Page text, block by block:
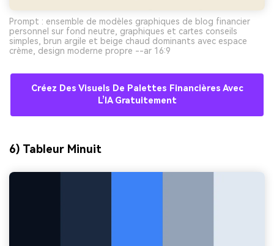
Prompt : ensemble de modèles graphiques de blog financier
personnel sur fond neutre, graphiques et cartes conseils
simples, brun argile et beige chaud dominants avec espace
crème, design moderne propre --ar 16:9
Créez Des Visuels De Palettes Financières Avec
L’IA Gratuitement
6) Tableur Minuit